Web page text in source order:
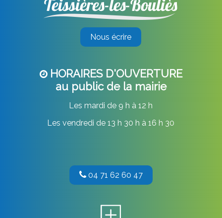
Nous écrire
HORAIRES D'OUVERTURE
au public de la mairie
Les mardi de 9 h à 12 h
Les vendredi de 13 h 30 h à 16 h 30
04 71 62 60 47